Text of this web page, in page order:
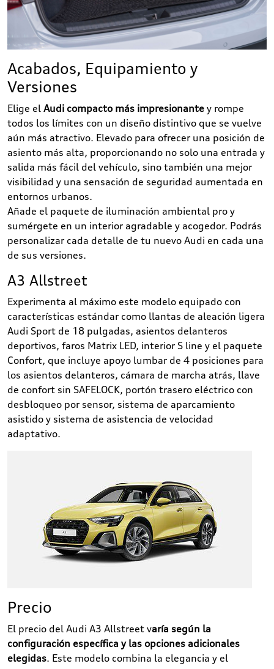
Acabados, Equipamiento y
Versiones
Elige el Audi compacto más impresionante y rompe
todos los límites con un diseño distintivo que se vuelve
aún más atractivo. Elevado para ofrecer una posición de
asiento más alta, proporcionando no solo una entrada y
salida más fácil del vehículo, sino también una mejor
visibilidad y una sensación de seguridad aumentada en
entornos urbanos.
Añade el paquete de iluminación ambiental pro y
sumérgete en un interior agradable y acogedor. Podrás
personalizar cada detalle de tu nuevo Audi en cada una
de sus versiones.
A3 Allstreet
Experimenta al máximo este modelo equipado con
características estándar como llantas de aleación ligera
Audi Sport de 18 pulgadas, asientos delanteros
deportivos, faros Matrix LED, interior S line y el paquete
Confort, que incluye apoyo lumbar de 4 posiciones para
los asientos delanteros, cámara de marcha atrás, llave
de confort sin SAFELOCK, portón trasero eléctrico con
desbloqueo por sensor, sistema de aparcamiento
asistido y sistema de asistencia de velocidad
adaptativo.
Precio
El precio del Audi A3 Allstreet varía según la
configuración específica y las opciones adicionales
elegidas. Este modelo combina la elegancia y el